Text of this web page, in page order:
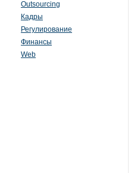
Outsourcing
Кадры
Регулирование
Финансы
Web